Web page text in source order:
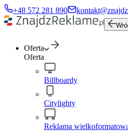
+48 572 281 890
Oferta
Oferta
Billboardy
Citylighty
Reklama